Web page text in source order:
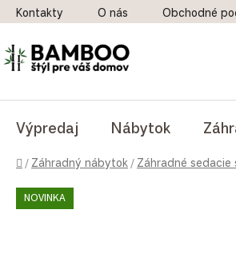
Prejsť na obsah
Kontakty O nás Obchodné
Výpredaj Nábytok
Domov
/ Záhradný nábytok / Záhradné sedacie
NOVINKA